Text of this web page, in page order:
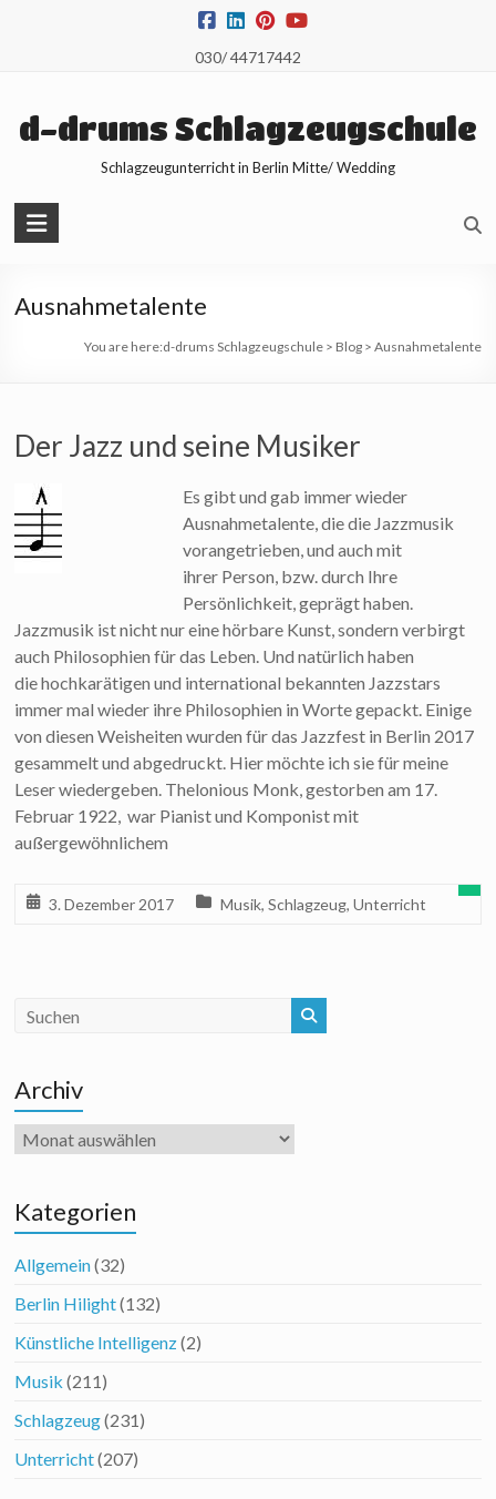
030/ 44717442
d-drums Schlagzeugschule
Schlagzeugunterricht in Berlin Mitte/ Wedding
Ausnahmetalente
You are here:d-drums Schlagzeugschule> Blog> Ausnahmetalente
Der Jazz und seine Musiker
Es gibt und gab immer wieder
Ausnahmetalente, die die Jazzmusik
vorangetrieben, und auch mit
ihrer Person, bzw. durch Ihre
Persönlichkeit, geprägt haben.
Jazzmusik ist nicht nur eine hörbare Kunst, sondern verbirgt
auch Philosophien für das Leben. Und natürlich haben
die hochkarätigen und international bekannten Jazzstars
immer mal wieder ihre Philosophien in Worte gepackt. Einige
von diesen Weisheiten wurden für das Jazzfest in Berlin 2017
gesammelt und abgedruckt. Hier möchte ich sie für meine
Leser wiedergeben. Thelonious Monk, gestorben am 17.
Februar 1922, war Pianist und Komponist mit
außergewöhnlichem
3. Dezember 2017 Musik,Schlagzeug,Unterricht
Archiv
Archiv
Kategorien
Allgemein(32)
Berlin Hilight(132)
Künstliche Intelligenz(2)
Musik (211)
Schlagzeug(231)
Unterricht(207)